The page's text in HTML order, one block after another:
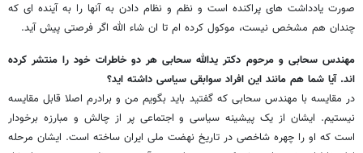
صورت یادداشت های پراکنده است و نظم و نظام دادن به آنها را به آینده ای که
چندان هم مشخص نیست، موکول کرده ام تا ان شاء الله اگر فرصتی پیش آید.
مهندس سحابی و مرحوم دکتر یدالله سحابی هر دو خاطرات خود را منتشر کرده
اند. آیا شما هم مانند این افراد سوابقی سیاسی داشته اید؟
در مقایسه با مهندس سحابی که گفتید باید بگویم من و برادرم اصلا قابل مقایسه
نیستیم. ایشان از یک پیشینه سیاسی و اجتماعی پر از چالش و مبارزه برخودار
است که او را چهره شاخصی در تاریخ نهضت ملی ایران ساخته است. ایشان مرحله